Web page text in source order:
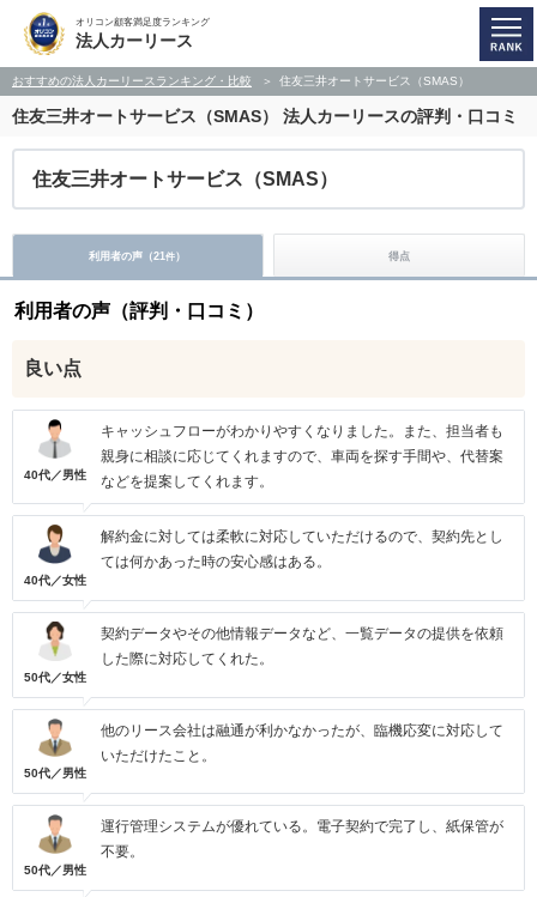
オリコン顧客満足度ランキング
法人カーリース
おすすめの法人カーリースランキング・比較 住友三井オートサービス（SMAS）
住友三井オートサービス（SMAS） 法人カーリースの評判・口コミ
住友三井オートサービス（SMAS）
利用者の声（21件） 得点
利用者の声（評判・口コミ）
良い点
40代／男性
キャッシュフローがわかりやすくなりました。また、担当者も
親身に相談に応じてくれますので、車両を探す手間や、代替案
などを提案してくれます。
40代／女性
解約金に対しては柔軟に対応していただけるので、契約先とし
ては何かあった時の安心感はある。
50代／女性
契約データやその他情報データなど、一覧データの提供を依頼
した際に対応してくれた。
50代／男性
他のリース会社は融通が利かなかったが、臨機応変に対応して
いただけたこと。
50代／男性
運行管理システムが優れている。電子契約で完了し、紙保管が
不要。